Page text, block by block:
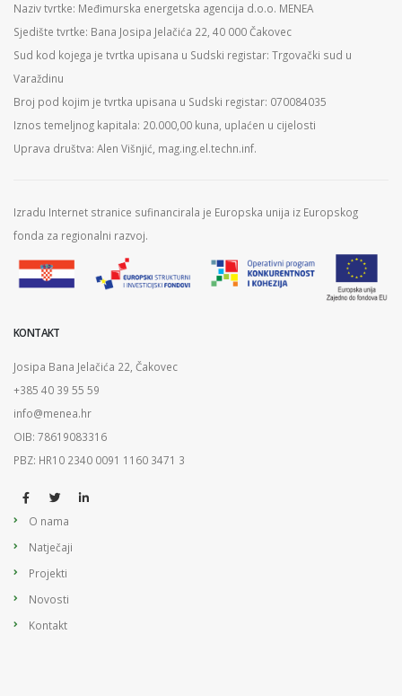
Naziv tvrtke: Međimurska energetska agencija d.o.o. MENEA
Sjedište tvrtke: Bana Josipa Jelačića 22, 40 000 Čakovec
Sud kod kojega je tvrtka upisana u Sudski registar: Trgovački sud u
Varaždinu
Broj pod kojim je tvrtka upisana u Sudski registar: 070084035
Iznos temeljnog kapitala: 20.000,00 kuna, uplaćen u cijelosti
Uprava društva: Alen Višnjić, mag.ing.el.techn.inf.
Izradu Internet stranice sufinancirala je Europska unija iz Europskog
fonda za regionalni razvoj.
KONTAKT
Josipa Bana Jelačića 22, Čakovec
+385 40 39 55 59
info@menea.hr
OIB: 78619083316
PBZ: HR10 2340 0091 1160 3471 3
O nama
Natječaji
Projekti
Novosti
Kontakt